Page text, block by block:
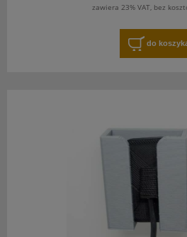
zawiera 23% VAT, bez
do